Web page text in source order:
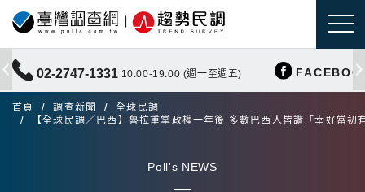
02-2747-1331 10:00-19:00 (週一至週五)
首頁 調查新聞
全球民調
【全球民調／巴西】魯拉重掌政權一年後 多數巴西人皆讚「幸好當初
Poll's NEWS